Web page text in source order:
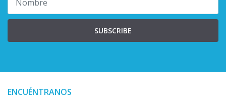
SUBSCRIBE
ENCUÉNTRANOS